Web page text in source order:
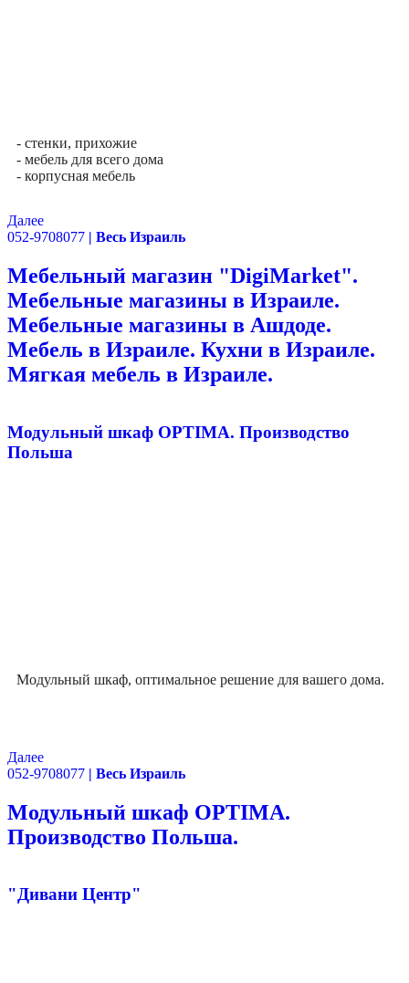
- стенки, прихожие
- мебель для всего дома
- корпусная мебель
Далее
052-9708077 | Весь Израиль
Мебельный магазин "DigiMarket".
Мебельные магазины в Израиле.
Мебельные магазины в Ашдоде.
Мебель в Израиле. Кухни в Израиле.
Мягкая мебель в Израиле.
Модульный шкаф OPTIMA. Производство
Польша
Модульный шкаф, оптимальное решение для вашего дома.
Далее
052-9708077 | Весь Израиль
Модульный шкаф OPTIMA.
Производство Польша.
"Дивани Центр"